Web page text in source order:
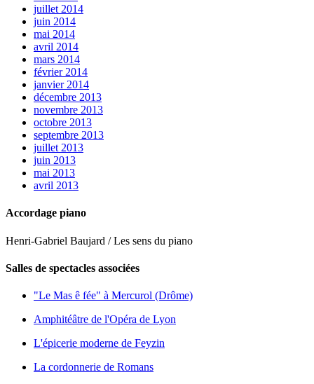
juillet 2014
juin 2014
mai 2014
avril 2014
mars 2014
février 2014
janvier 2014
décembre 2013
novembre 2013
octobre 2013
septembre 2013
juillet 2013
juin 2013
mai 2013
avril 2013
Accordage piano
Henri-Gabriel Baujard / Les sens du piano
Salles de spectacles associées
"Le Mas ê fée" à Mercurol (Drôme)
Amphitéâtre de l'Opéra de Lyon
L'épicerie moderne de Feyzin
La cordonnerie de Romans